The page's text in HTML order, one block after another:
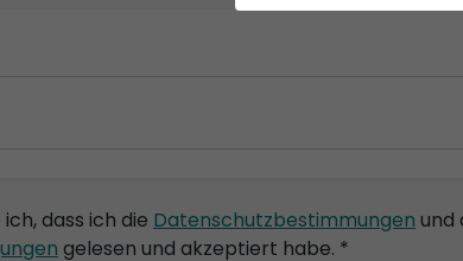
dass ich die Datenschutzbestimmungen und
gelesen und akzeptiert habe. *